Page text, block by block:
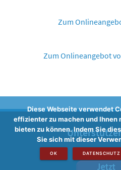
Zum
Zum Onlineangebot
Diese Webseite verwendet
effizienter zu machen und
bieten zu können. Indem Sie
Sie sich mit dieser
OK